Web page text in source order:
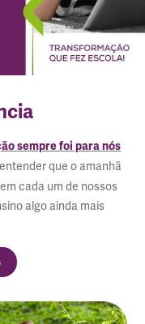
sempre foi para nós
que o amanhã
cada um de nossos
algo ainda mais